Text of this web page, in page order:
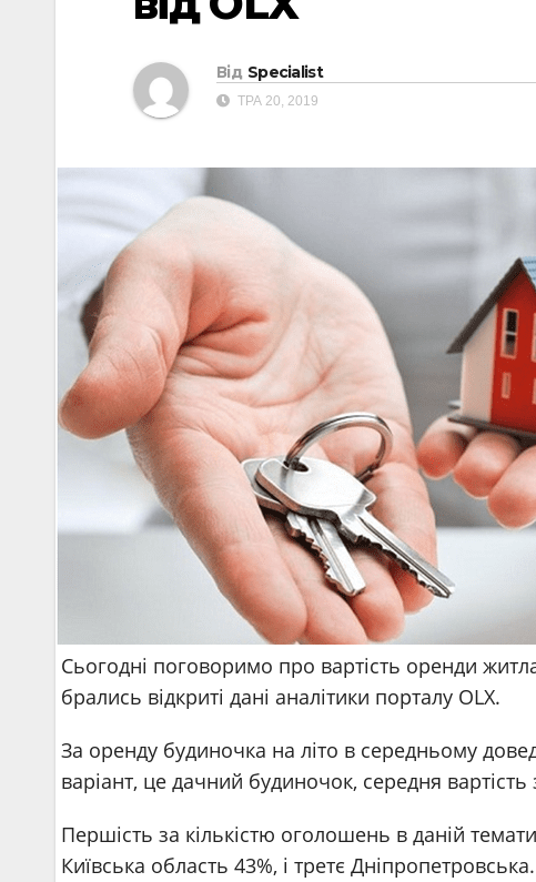
Від Specialist
ТРА 20, 2019
Сьогодні поговоримо про вартість оренди
брались відкриті дані аналітики порталу OLX.
За оренду будиночка на літо в середньому
варіант, це дачний будиночок, середня
Першість за кількістю оголошень в даній
Київська область 43%, і третє Дніпропетровська.